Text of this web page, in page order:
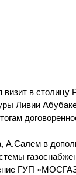
в столицу
Ливии
А.Салем в
ГУП